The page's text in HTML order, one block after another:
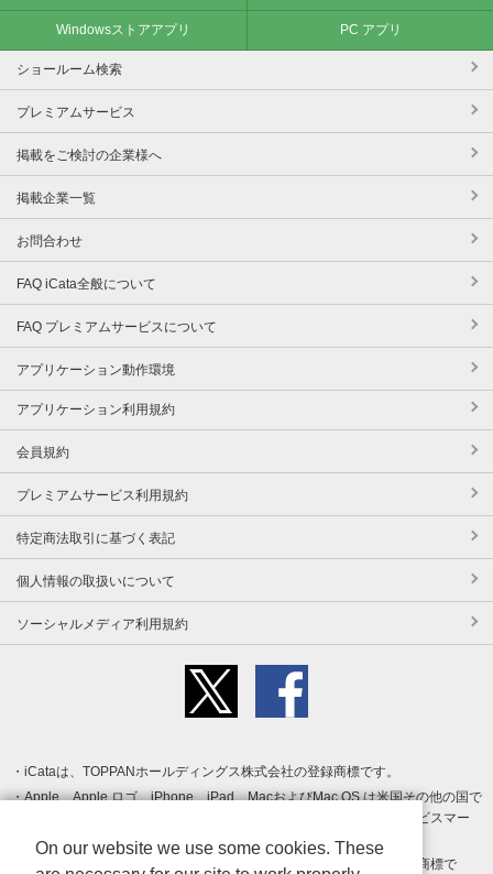
Windowsストアアプリ PC アプリ
ショールーム検索
プレミアムサービス
掲載をご検討の企業様へ
掲載企業一覧
お問合わせ
FAQ iCata全般について
FAQ プレミアムサービスについて
アプリケーション動作環境
アプリケーション利用規約
会員規約
プレミアムサービス利用規約
特定商法取引に基づく表記
個人情報の取扱いについて
ソーシャルメディア利用規約
iCataは、TOPPANホールディングス株式会社の登録商標です。
Apple、Apple ロゴ、iPhone、iPad、MacおよびMac OS は米国その他の国で
登録された Apple Inc. の商標です。App Store は Apple Inc. のサービスマー
クです。
Android、Google Play および Google Play ロゴ は Google LLC の商標で
On our website we use some cookies. These